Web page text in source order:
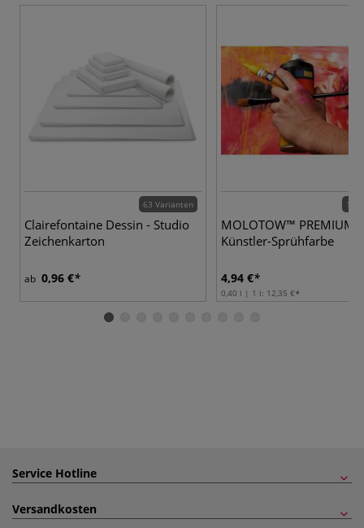
63 Varianten
Clairefontaine Dessin - Studio
Zeichenkarton
ab 0,96 €
190
MOLOTOW™ PREMIUM
Künstler-Sprühfarbe
4,94 €
0,40 l | 1 l: 12,35 €
Service Hotline
Versandkosten